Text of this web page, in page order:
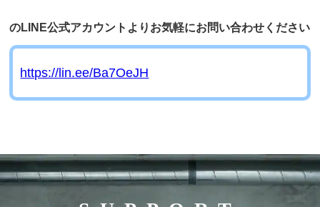
のLINE公式アカウントよりお気軽にお問い合わせください
https://lin.ee/Ba7OeJH